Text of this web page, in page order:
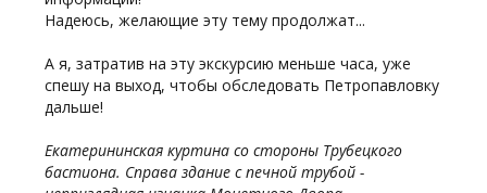
Надеюсь, желающие эту тему продолжат...
А я, затратив на эту экскурсию меньше часа, уже
спешу на выход, чтобы обследовать Петропавловку
дальше!
Екатерининская куртина со стороны Трубецкого
бастиона. Справа здание с печной трубой -